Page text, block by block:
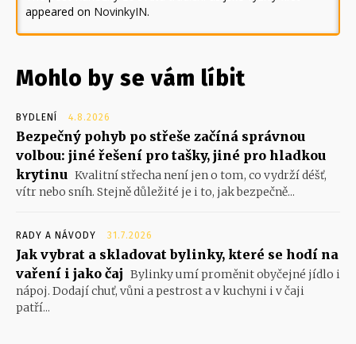
appeared on NovinkyIN.
Mohlo by se vám líbit
BYDLENÍ 4.8.2026
Bezpečný pohyb po střeše začíná správnou
volbou: jiné řešení pro tašky, jiné pro hladkou
krytinu Kvalitní střecha není jen o tom, co vydrží déšť,
vítr nebo sníh. Stejně důležité je i to, jak bezpečně...
RADY A NÁVODY 31.7.2026
Jak vybrat a skladovat bylinky, které se hodí na
vaření i jako čaj Bylinky umí proměnit obyčejné jídlo i
nápoj. Dodají chuť, vůni a pestrost a v kuchyni i v čaji
patří...